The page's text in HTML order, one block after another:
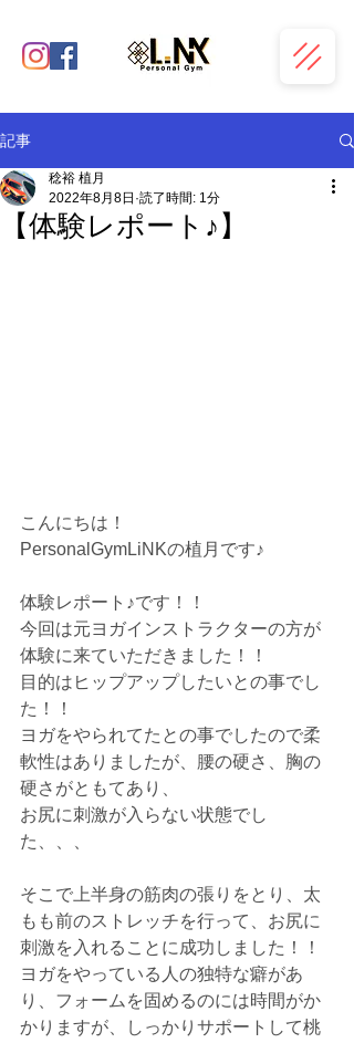
記事
【体験レポート♪】
稔裕 植月
2022年8月8日 読了時間: 1分
こんにちは！
PersonalGymLiNKの植月です♪
体験レポート♪です！！
今回は元ヨガインストラクターの方が
体験に来ていただきました！！
目的はヒップアップしたいとの事でし
た！！
ヨガをやられてたとの事でしたので柔
軟性はありましたが、腰の硬さ、胸の
硬さがともてあり、
お尻に刺激が入らない状態でし
た、、、
そこで上半身の筋肉の張りをとり、太
もも前のストレッチを行って、お尻に
刺激を入れることに成功しました！！
ヨガをやっている人の独特な癖があ
り、フォームを固めるのには時間がか
かりますが、しっかりサポートして桃